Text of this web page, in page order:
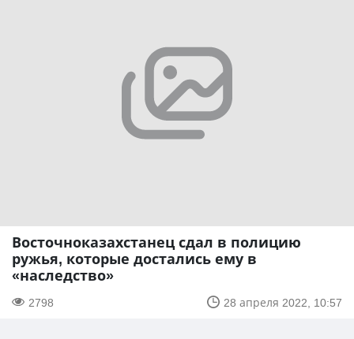
Восточноказахстанец сдал в полицию
ружья, которые достались ему в
«наследство»
2798 28 апреля 2022, 10:57